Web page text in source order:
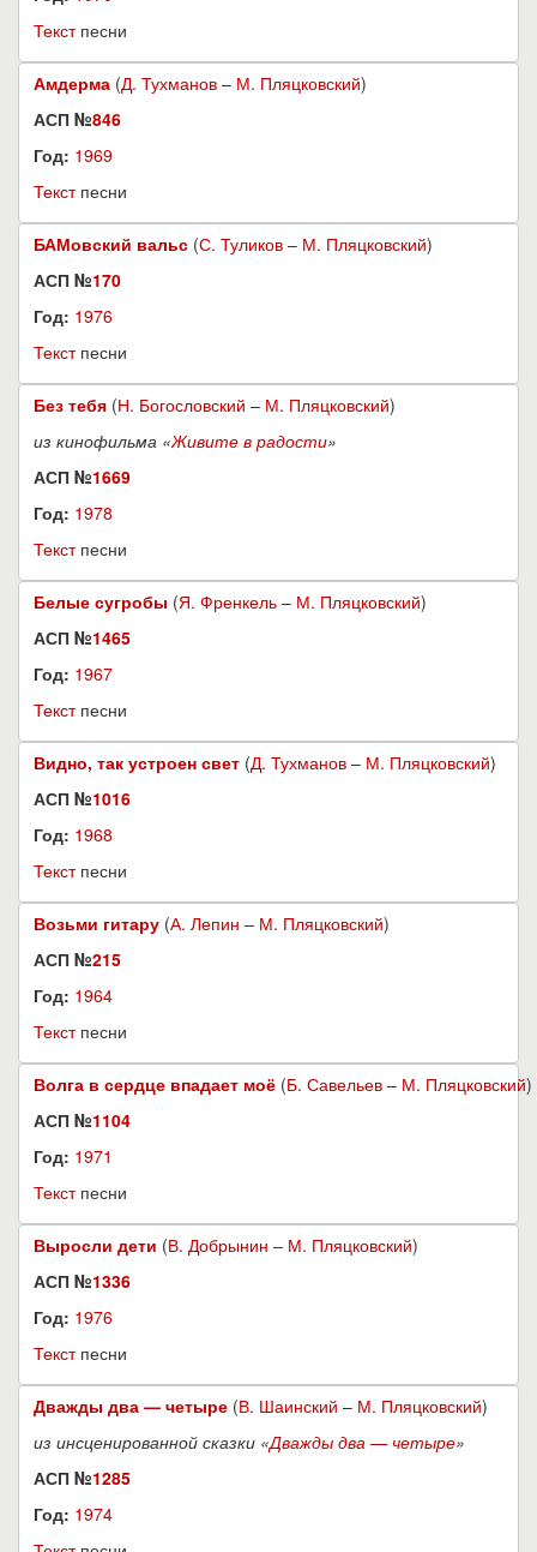
Текстпесни
Амдерма (Д. Тухманов – М. Пляцковский)
АСП №846
Год: 1969
Текстпесни
БАМовский вальс (С. Туликов – М. Пляцковский)
АСП №170
Год: 1976
Текстпесни
Без тебя (Н. Богословский – М. Пляцковский)
из кинофильма «Живите в радости»
АСП №1669
Год: 1978
Текстпесни
Белые сугробы (Я. Френкель – М. Пляцковский)
АСП №1465
Год: 1967
Текстпесни
Видно, так устроен свет (Д. Тухманов – М. Пляцковский)
АСП №1016
Год: 1968
Текстпесни
Возьми гитару (А. Лепин – М. Пляцковский)
АСП №215
Год: 1964
Текстпесни
Волга в сердце впадает моё (Б. Савельев – М. Пляцковский)
АСП №1104
Год: 1971
Текстпесни
Выросли дети (В. Добрынин – М. Пляцковский)
АСП №1336
Год: 1976
Текстпесни
Дважды два — четыре (В. Шаинский – М. Пляцковский)
из инсценированной сказки «Дважды два — четыре»
АСП №1285
Год: 1974